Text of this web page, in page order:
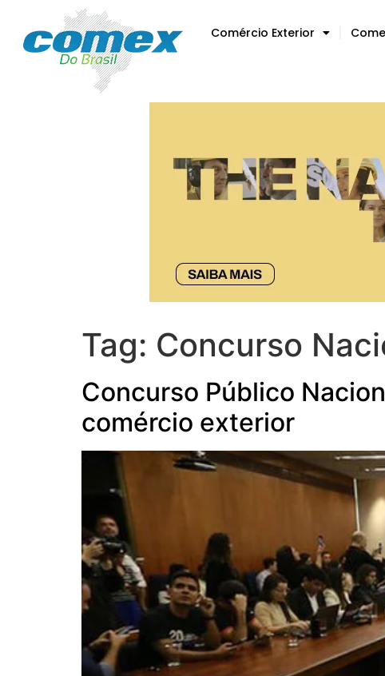
Comércio Exterior
Tag: Concurso
Concurso Público
comércio exterior